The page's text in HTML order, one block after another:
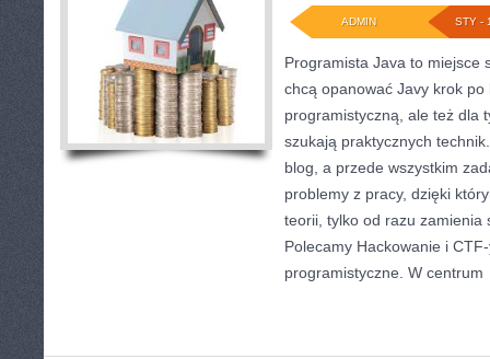
STY -
ADMIN
Programista Java to miejsce
chcą opanować Javy krok
programistyczną, ale też dla
szukają praktycznych
blog, a przede wszystkim
problemy z pracy, dzięki
teorii, tylko od razu zamienia
Polecamy Hackowanie i
programistyczne. W centrum